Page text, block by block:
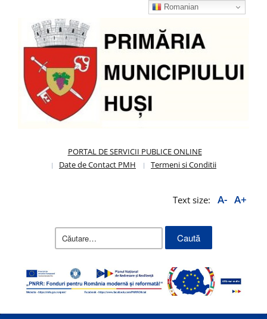
PORTAL DE SERVICII PUBLICE ONLINE
Date de Contact PMH
Termeni si Conditii
Text size: A- A+
Caută
Romanian